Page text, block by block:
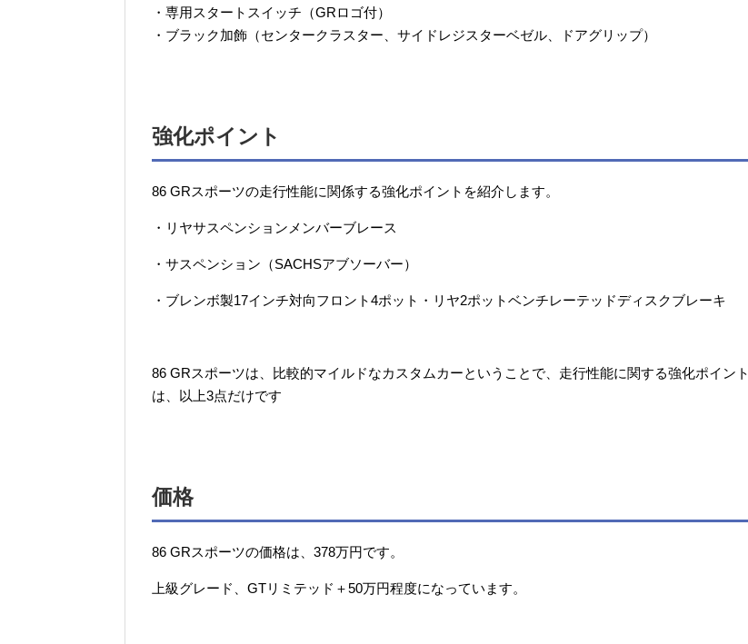
・専用スタートスイッチ（GRロゴ付）
・ブラック加飾（センタークラスター、サイドレジスターベゼル、ドアグリップ）
強化ポイント
86 GRスポーツの走行性能に関係する強化ポイントを紹介します。
・リヤサスペンションメンバーブレース
・サスペンション（SACHSアブソーバー）
・ブレンボ製17インチ対向フロント4ポット・リヤ2ポットベンチレーテッドディスクブレーキ
86 GRスポーツは、比較的マイルドなカスタムカーということで、走行性能に関する強化ポイント
は、以上3点だけです
価格
86 GRスポーツの価格は、378万円です。
上級グレード、GTリミテッド＋50万円程度になっています。